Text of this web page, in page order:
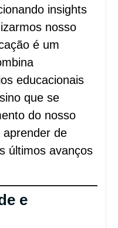
insights
nosso
é um
educacionais
que se
do nosso
de
últimos avanços
e